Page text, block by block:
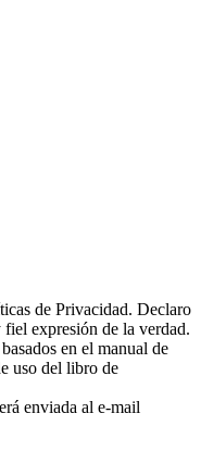
de Privacidad. Declaro
fiel expresión de la verdad.
en el manual de
uso del libro de
enviada al e-mail